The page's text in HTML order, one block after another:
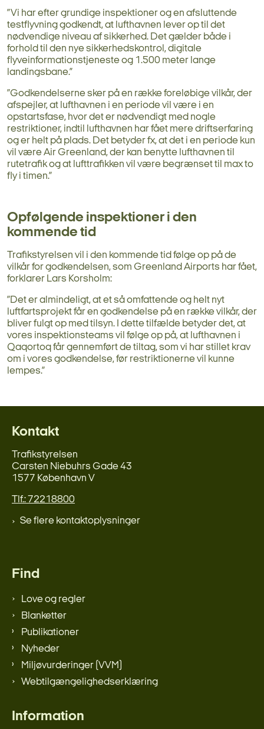
”Vi har efter grundige inspektioner og en afsluttende
testflyvning godkendt, at lufthavnen lever op til det
nødvendige niveau af sikkerhed. Det gælder både i
forhold til den nye sikkerhedskontrol, digitale
flyveinformationstjeneste og 1.500 meter lange
landingsbane.”
”Godkendelserne sker på en række foreløbige vilkår, der
afspejler, at lufthavnen i en periode vil være i en
opstartsfase, hvor det er nødvendigt med nogle
restriktioner, indtil lufthavnen har fået mere driftserfaring
og er helt på plads. Det betyder fx, at det i en periode kun
vil være Air Greenland, der kan benytte lufthavnen til
rutetrafik og at lufttrafikken vil være begrænset til max to
fly i timen.”
Opfølgende inspektioner i den
kommende tid
Trafikstyrelsen vil i den kommende tid følge op på de
vilkår for godkendelsen, som Greenland Airports har fået,
forklarer Lars Korsholm:
”Det er almindeligt, at et så omfattende og helt nyt
luftfartsprojekt får en godkendelse på en række vilkår, der
bliver fulgt op med tilsyn. I dette tilfælde betyder det, at
vores inspektionsteams vil følge op på, at lufthavnen i
Qaqortoq får gennemført de tiltag, som vi har stillet krav
om i vores godkendelse, før restriktionerne vil kunne
lempes.”
Kontakt
Trafikstyrelsen
Carsten Niebuhrs Gade 43
1577 København V
Tlf.: 72218800
Se flere kontaktoplysninger
Find
Love og regler
Blanketter
Publikationer
Nyheder
Miljøvurderinger (VVM)
Webtilgængelighedserklæring
Information